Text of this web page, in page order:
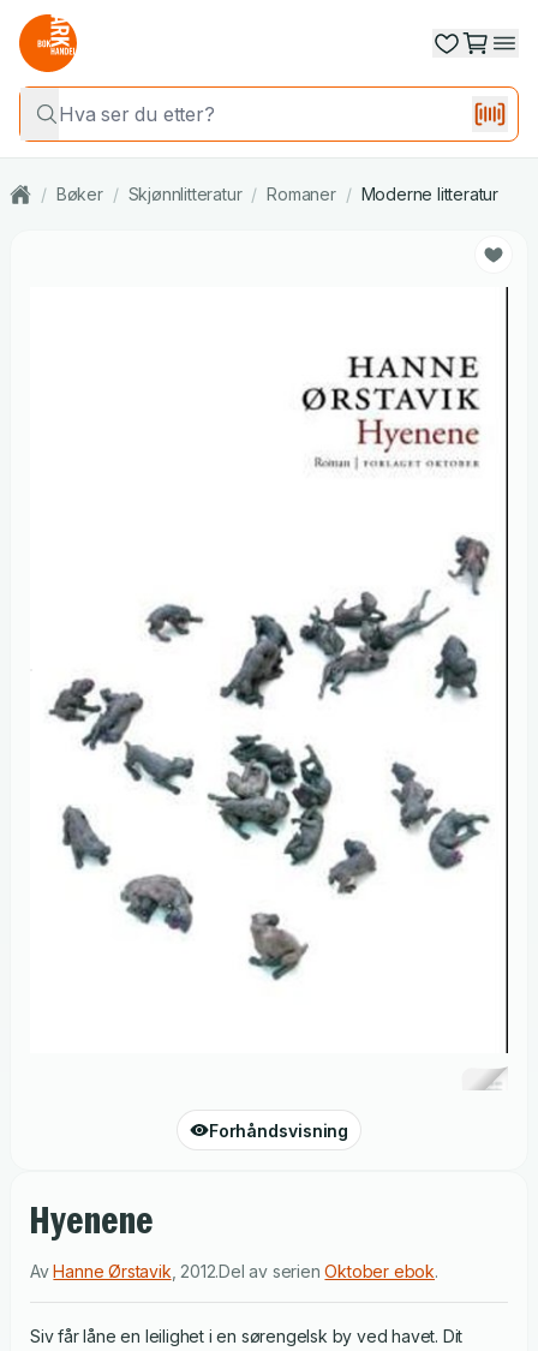
/ Bøker / Skjønnlitteratur / Romaner / Moderne litteratur
Forhåndsvisning
Hyenene
AvHanne Ørstavik 2012.Del av serienOktober ebok.
Siv får låne en leilighet i en sørengelsk by ved havet. Dit